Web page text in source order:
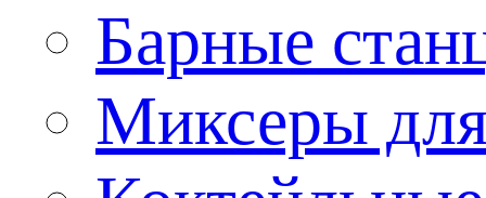
Барные
Миксеры